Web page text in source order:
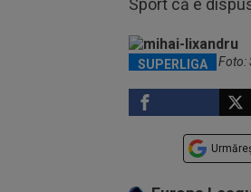
Sport că e
SUPERLIGA
Mihai Lixandru /